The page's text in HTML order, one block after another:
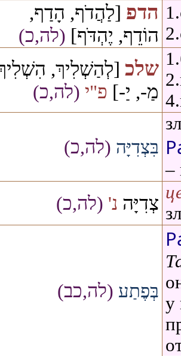
הדפ [לַהֲדֹף, הָדַף,
הוֹדֵף, יֶהְדֹּף] (לה,כ)
שלכ [לְהַשְׁלִיךְ,
מַ-, יַ-] פ"י (לה,כ)
–
בִּצְדִיָּה (לה,כ)
צְדִיָּה נ' (לה,כ)
у
בְּפֶתַע (לה,כב)